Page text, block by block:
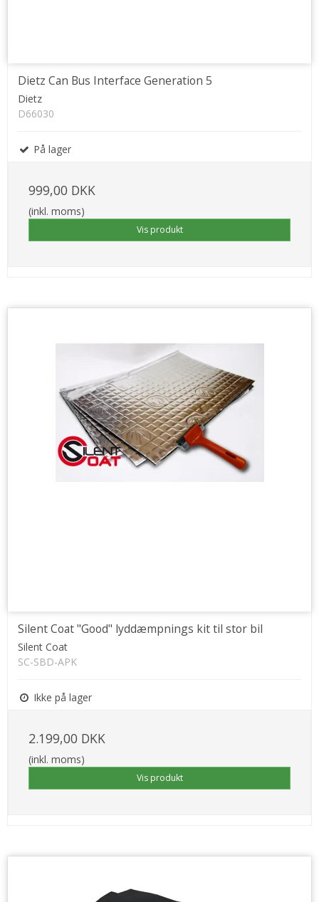
Dietz Can Bus Interface Generation 5
Dietz
D66030
På lager
999,00 DKK
(inkl. moms)
Vis produkt
Silent Coat "Good" lyddæmpnings kit til stor bil
Silent Coat
SC-SBD-APK
Ikke på lager
2.199,00 DKK
(inkl. moms)
Vis produkt